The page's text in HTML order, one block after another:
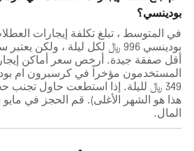
بودينسي؟
في المتوسط ، تبلغ تكلفة إيجارات
أقل صفقة جيدة. أرخص سعر أماكن
المستخدمون مؤخراً في كرسبرون ام
349 ﷼ لليلة. إذا استطعت حاول تجنب
هذا هو الشهر الأغلى). قم الحجز في
المال.